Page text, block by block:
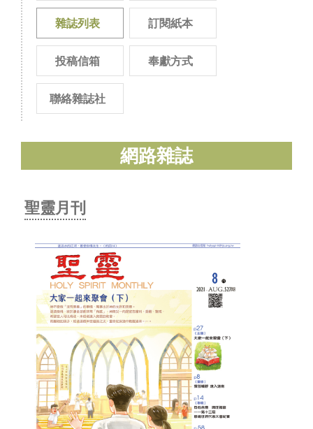
雜誌列表 訂閱紙本
投稿信箱 奉獻方式
聯絡雜誌社
網路雜誌
聖靈月刊